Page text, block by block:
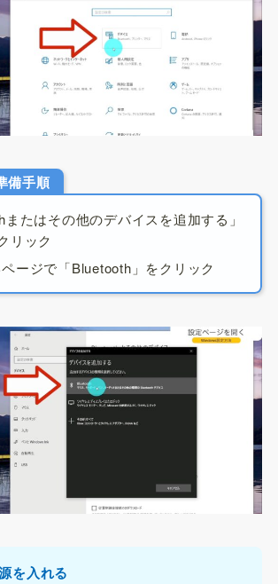
備手順
またはその他のデバイスを追加する」
リック
ージで「Bluetooth」をクリック
を入れる